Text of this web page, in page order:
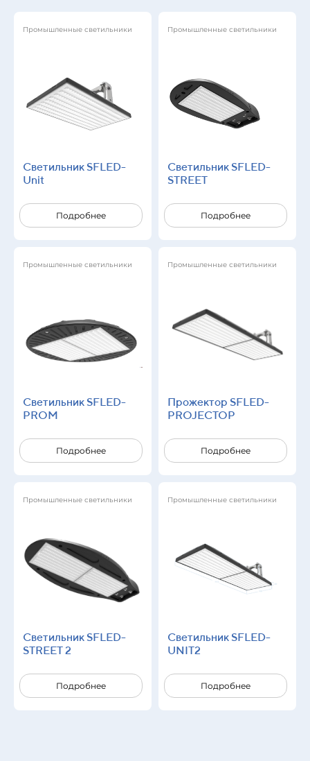
Промышленные светильники
Светильник SFLED-
Unit
Подробнее
Промышленные светильники
Светильник SFLED-
STREET
Подробнее
Промышленные светильники
Светильник SFLED-
PROM
Подробнее
Промышленные светильники
Прожектор SFLED-
PROJECTOP
Подробнее
Промышленные светильники
Светильник SFLED-
STREET 2
Подробнее
Промышленные светильники
Светильник SFLED-
UNIT2
Подробнее